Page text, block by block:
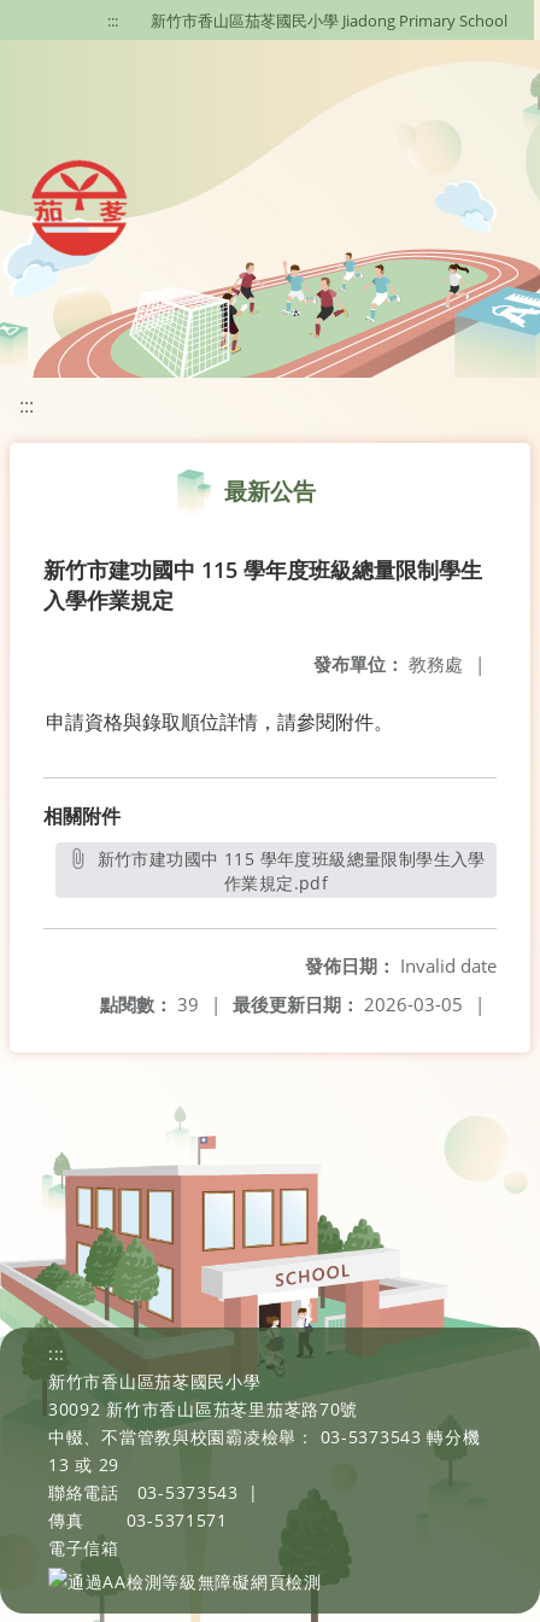
移至網頁之主要內容區位置
::: 新竹市香山區茄苳國民小學 Jiadong Primary School
:::
最新公告
新竹市建功國中 115 學年度班級總量限制學生
入學作業規定
發布單位： 教務處 |
申請資格與錄取順位詳情，請參閱附件。
相關附件
作業規定.pdf另開新視窗
發佈日期： Invalid date
最後更新日期： 2026-03-05 |
點閱數： 39 |
:::
新竹市香山區茄苳國民小學
30092 新竹市香山區茄苳里茄苳路70號
中輟、不當管教與校園霸凌檢舉： 03-5373543 轉分機
13 或 29
聯絡電話
03-5373543
|
傳真
03-5371571
電子信箱